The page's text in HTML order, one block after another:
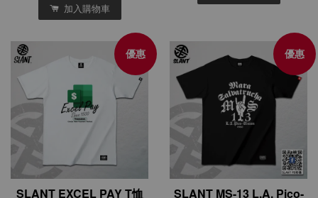
加入購物車
優惠
SLANT EXCEL PAY T恤
優惠
SLANT MS-13 L.A. Pico-